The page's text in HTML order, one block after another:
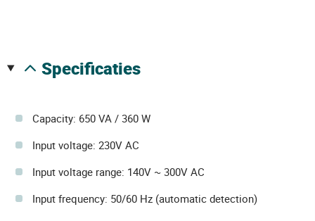
specificaties
Capacity: 650 VA / 360 W
Input voltage: 230V AC
Input voltage range: 140V ~ 300V AC
Input frequency: 50/60 Hz (automatic detection)